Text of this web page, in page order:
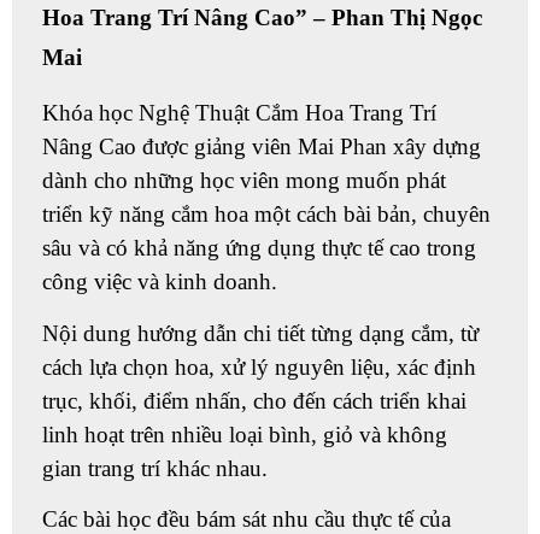
Hoa Trang Trí Nâng Cao” – Phan Thị Ngọc
Mai
Khóa học Nghệ Thuật Cắm Hoa Trang Trí
Nâng Cao được giảng viên Mai Phan xây dựng
dành cho những học viên mong muốn phát
triển kỹ năng cắm hoa một cách bài bản, chuyên
sâu và có khả năng ứng dụng thực tế cao trong
công việc và kinh doanh.
Nội dung hướng dẫn chi tiết từng dạng cắm, từ
cách lựa chọn hoa, xử lý nguyên liệu, xác định
trục, khối, điểm nhấn, cho đến cách triển khai
linh hoạt trên nhiều loại bình, giỏ và không
gian trang trí khác nhau.
Các bài học đều bám sát nhu cầu thực tế của